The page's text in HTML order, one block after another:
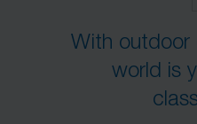
With outdoor
world is